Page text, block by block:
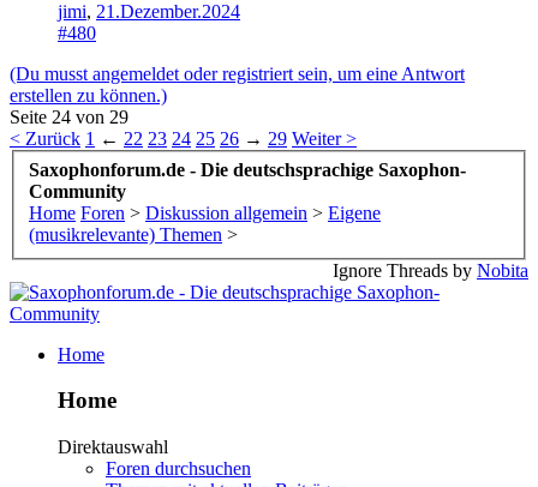
jimi, 21.Dezember.2024
#480
(Du musst angemeldet oder registriert sein, um eine Antwort
erstellen zu können.)
Seite 24 von 29
< Zurück 1 ← 22 23 24 25 26 → 29 Weiter >
Saxophonforum.de - Die deutschsprachige Saxophon-
Community
Home Foren > Diskussion allgemein > Eigene
(musikrelevante) Themen >
Ignore Threads by Nobita
Home
Home
Direktauswahl
Foren durchsuchen